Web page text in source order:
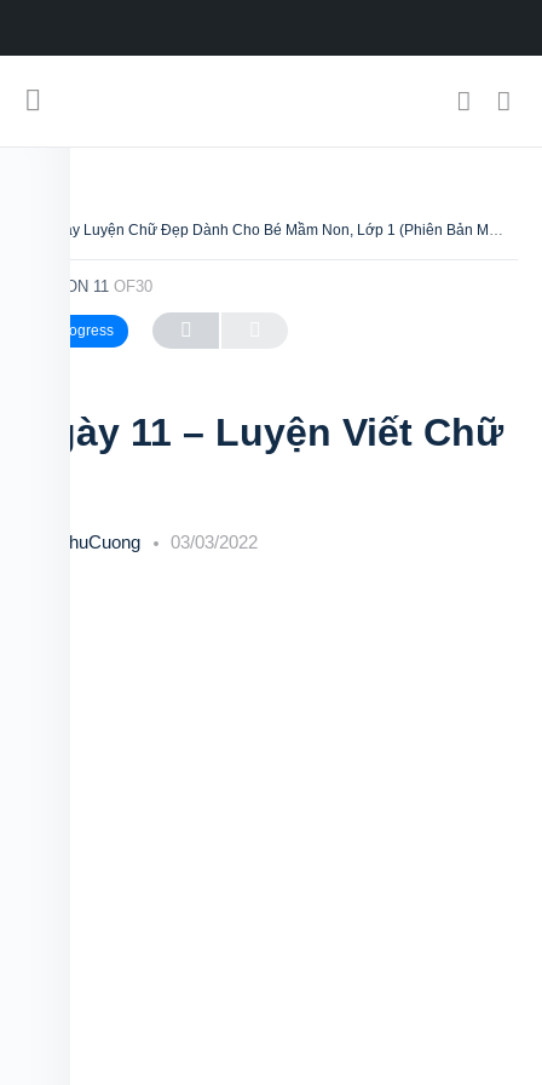
30 Ngày Luyện Chữ Đẹp Dành Cho Bé Mầm Non, Lớp 1 (Phiên Bản Miễn Phí)
LESSON 11 OF30
In Progress
Ngày 11 – Luyện Viết Chữ
ChuCuong 03/03/2022